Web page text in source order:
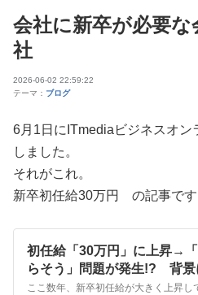
会社に新卒が必要
社
2026-06-02 22:59:22
テーマ： ブログ
6月1日にITmediaビジネスオン
しました。
それがこれ。
新卒初任給30万円 の記事です
初任給「30万円」に上昇→
らそう」問題が発生!? 背景
途増やそう」「AIでいいじゃ